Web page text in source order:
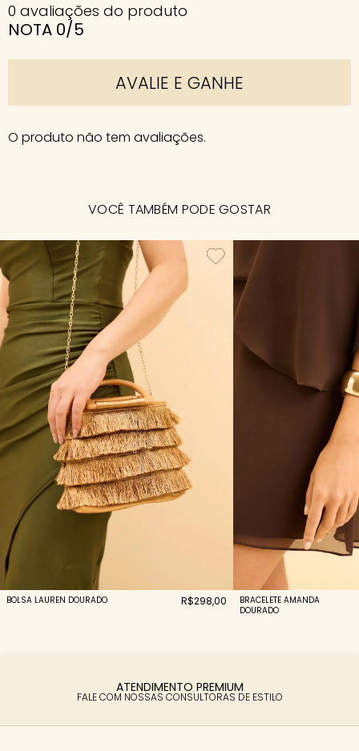
0 avaliações do produto
NOTA 0/5
AVALIE E GANHE
O produto não tem avaliações.
VOCÊ TAMBÉM PODE GOSTAR
BOLSA LAUREN DOURADO R$298,00
BRACELETE AMANDA
DOURADO
PARCELAMENTO FACILITADO
6X SEM JUROS